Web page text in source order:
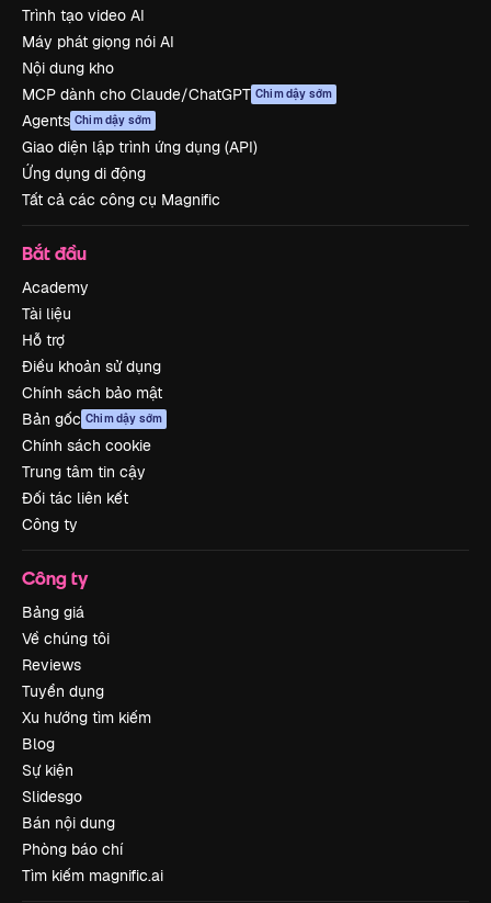
Trình tạo video AI
Máy phát giọng nói AI
Nội dung kho
MCP dành cho Claude/ChatGPT Chim dậy sớm
Agents Chim dậy sớm
Giao diện lập trình ứng dụng (API)
Ứng dụng di động
Tất cả các công cụ Magnific
Bắt đầu
Academy
Tài liệu
Hỗ trợ
Điều khoản sử dụng
Chính sách bảo mật
Bản gốc Chim dậy sớm
Chính sách cookie
Trung tâm tin cậy
Đối tác liên kết
Công ty
Công ty
Bảng giá
Về chúng tôi
Reviews
Tuyển dụng
Xu hướng tìm kiếm
Blog
Sự kiện
Slidesgo
Bán nội dung
Phòng báo chí
Tìm kiếm magnific.ai